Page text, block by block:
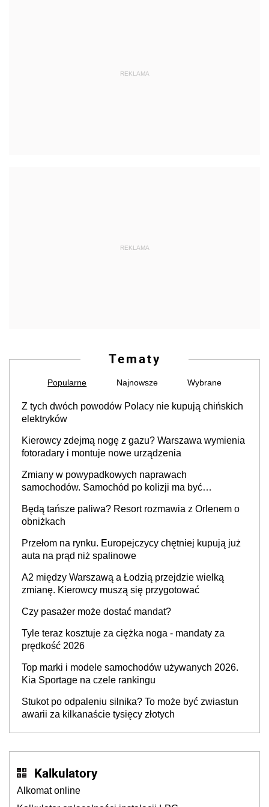
REKLAMA
REKLAMA
Tematy
Popularne Najnowsze Wybrane
Z tych dwóch powodów Polacy nie kupują chińskich
elektryków
Kierowcy zdejmą nogę z gazu? Warszawa wymienia
fotoradary i montuje nowe urządzenia
Zmiany w powypadkowych naprawach
samochodów. Samochód po kolizji ma być
producenta
Będą tańsze paliwa? Resort rozmawia z Orlenem o
obniżkach
Przełom na rynku. Europejczycy chętniej kupują już
auta na prąd niż spalinowe
A2 między Warszawą a Łodzią przejdzie wielką
zmianę. Kierowcy muszą się przygotować
Czy pasażer może dostać mandat?
Tyle teraz kosztuje za ciężka noga - mandaty za
prędkość 2026
Top marki i modele samochodów używanych 2026.
Kia Sportage na czele rankingu
Stukot po odpaleniu silnika? To może być zwiastun
awarii za kilkanaście tysięcy złotych
Kalkulatory
Alkomat online